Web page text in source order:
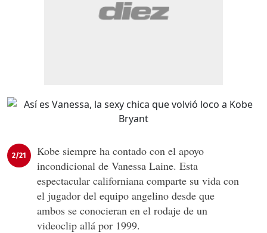
2/21
Kobe siempre ha contado con el apoyo
incondicional de Vanessa Laine. Esta
espectacular californiana comparte su vida con
el jugador del equipo angelino desde que
ambos se conocieran en el rodaje de un
videoclip allá por 1999.